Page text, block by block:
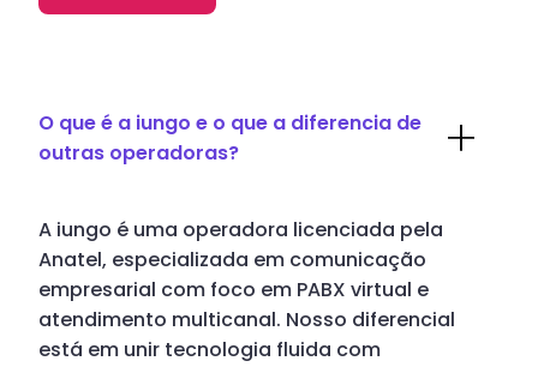
O que é a iungo e o que a diferencia de
outras operadoras?
A iungo é uma operadora licenciada pela
Anatel, especializada em comunicação
empresarial com foco em PABX virtual e
atendimento multicanal. Nosso diferencial
está em unir tecnologia fluida com